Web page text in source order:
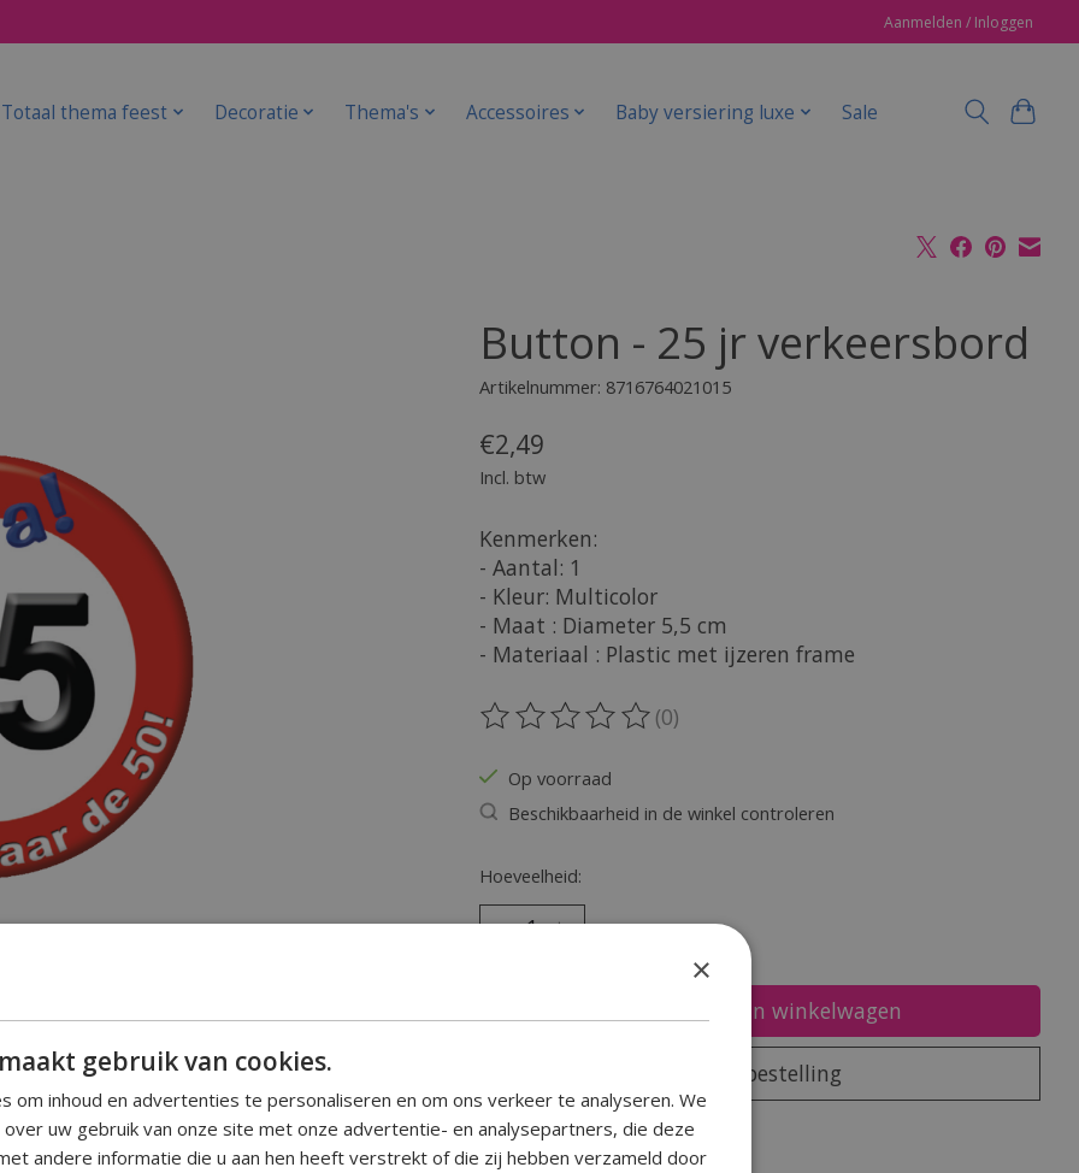
Aanmelden / Inloggen
Totaal thema feest Decoratie Thema's Accessoires Baby versiering luxe Sale
Button - 25 jr verkeersbord
Artikelnummer: 8716764021015
€2,49
Incl. btw
Kenmerken:
- Aantal: 1
- Kleur: Multicolor
- Maat : Diameter 5,5 cm
- Materiaal : Plastic met ijzeren frame
De beoordeling van dit product is
(0)
Op voorraad
Beschikbaarheid in de winkel controleren
Hoeveelheid:
Toevoegen aan winkelwagen
Plaats bestelling
Toevoegen om te vergelijken
×
gebruik van cookies.
om inhoud en advertenties te personaliseren en om ons verkeer te analyseren. We
uw gebruik van onze site met onze advertentie- en analysepartners, die deze
andere informatie die u aan hen heeft verstrekt of die zij hebben verzameld door